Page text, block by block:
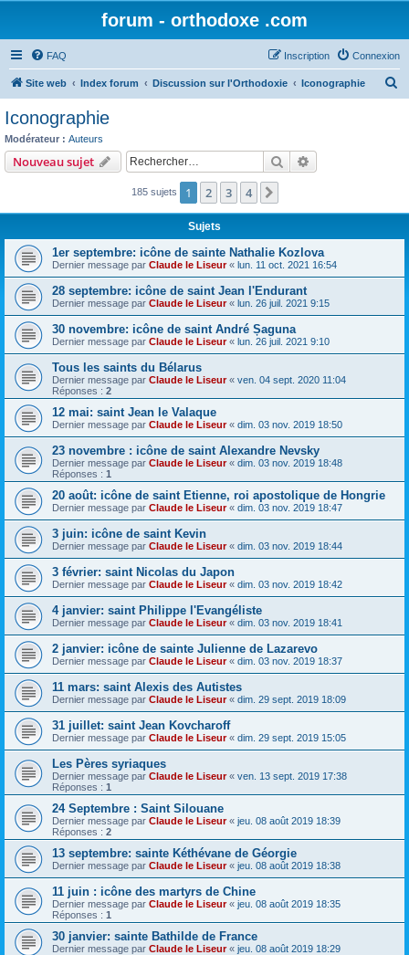
forum - orthodoxe .com
FAQ Connexion
Inscription
Site web Index forum Discussion sur l'Orthodoxie Iconographie
c
r
Iconographie
Modérateur : Auteurs
Nouveau sujet Rechercher
185 sujets 1 2 3 4
Sujets
1er septembre: icône de sainte Nathalie Kozlova
Dernier message par Claude le Liseur« lun. 11 oct. 2021 16:54
28 septembre: icône de saint Jean l'Endurant
Dernier message par Claude le Liseur« lun. 26 juil. 2021 9:15
30 novembre: icône de saint André Șaguna
Dernier message par Claude le Liseur« lun. 26 juil. 2021 9:10
Tous les saints du Bélarus
Dernier message par Claude le Liseur« ven. 04 sept. 2020 11:04
Réponses : 2
12 mai: saint Jean le Valaque
Dernier message par Claude le Liseur« dim. 03 nov. 2019 18:50
23 novembre : icône de saint Alexandre Nevsky
Dernier message par Claude le Liseur« dim. 03 nov. 2019 18:48
Réponses : 1
20 août: icône de saint Etienne, roi apostolique de Hongrie
Dernier message par Claude le Liseur« dim. 03 nov. 2019 18:47
3 juin: icône de saint Kevin
Dernier message par Claude le Liseur« dim. 03 nov. 2019 18:44
3 février: saint Nicolas du Japon
Dernier message par Claude le Liseur« dim. 03 nov. 2019 18:42
4 janvier: saint Philippe l'Evangéliste
Dernier message par Claude le Liseur« dim. 03 nov. 2019 18:41
2 janvier: icône de sainte Julienne de Lazarevo
Dernier message par Claude le Liseur« dim. 03 nov. 2019 18:37
11 mars: saint Alexis des Autistes
Dernier message par Claude le Liseur« dim. 29 sept. 2019 18:09
31 juillet: saint Jean Kovcharoff
Dernier message par Claude le Liseur« dim. 29 sept. 2019 15:05
Les Pères syriaques
Dernier message par Claude le Liseur« ven. 13 sept. 2019 17:38
Réponses : 1
24 Septembre : Saint Silouane
Dernier message par Claude le Liseur« jeu. 08 août 2019 18:39
Réponses : 2
13 septembre: sainte Kéthévane de Géorgie
Dernier message par Claude le Liseur« jeu. 08 août 2019 18:38
11 juin : icône des martyrs de Chine
Dernier message par Claude le Liseur« jeu. 08 août 2019 18:35
Réponses : 1
30 janvier: sainte Bathilde de France
Dernier message par Claude le Liseur« jeu. 08 août 2019 18:29